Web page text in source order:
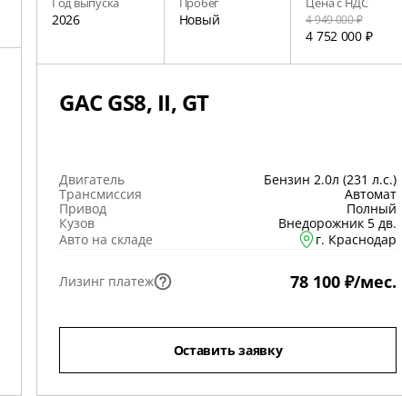
2026 Новый 4 949 000 ₽
4 752 000 ₽
GAC GS8, II, GT
Двигатель
Бензин 2.0л (231 л.с.)
Трансмиссия
Автомат
Привод
Полный
Кузов
Внедорожник 5 дв.
Авто на складе
г. Краснодар
Лизинг платеж 78 100 ₽/мес.
Оставить заявку